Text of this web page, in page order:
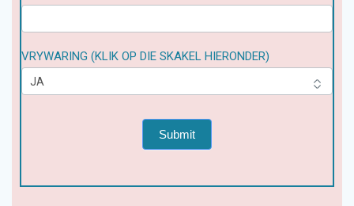
VRYWARING (KLIK OP DIE SKAKEL HIERONDER)
Submit